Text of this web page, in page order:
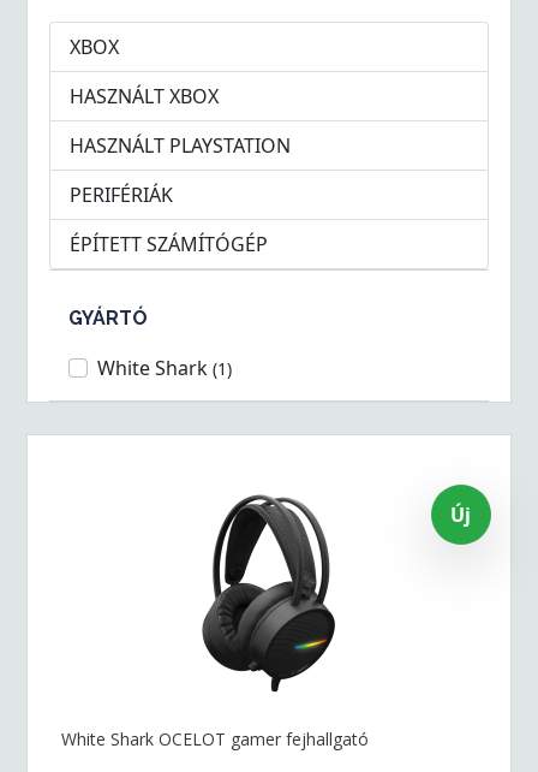
XBOX
HASZNÁLT XBOX
HASZNÁLT PLAYSTATION
PERIFÉRIÁK
ÉPÍTETT SZÁMÍTÓGÉP
GYÁRTÓ
White Shark(1)
Új
White Shark OCELOT gamer fejhallgató